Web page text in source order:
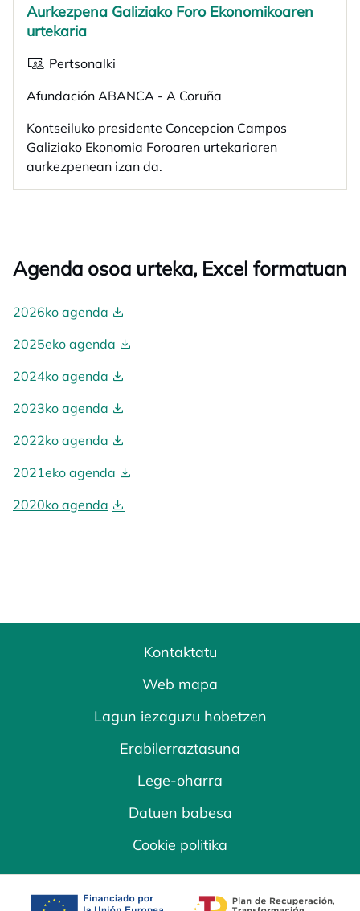
Aurkezpena Galiziako Foro Ekonomikoaren
urtekaria
Pertsonalki
Afundación ABANCA - A Coruña
Kontseiluko presidente Concepcion Campos
Galiziako Ekonomia Foroaren urtekariaren
aurkezpenean izan da.
Agenda osoa urteka, Excel formatuan
2026ko agenda
2025eko agenda
2024ko agenda
2023ko agenda
2022ko agenda
2021eko agenda
2020ko agenda
Kontaktatu
Web mapa
Lagun iezaguzu hobetzen
Erabilerraztasuna
Lege-oharra
Datuen babesa
Cookie politika
opens in a new tab opens in a new